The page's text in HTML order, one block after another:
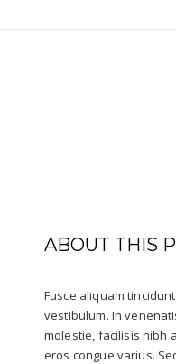
ABOUT THIS
Fusce aliquam
vestibulum. In
molestie, facilisis nibh
eros congue varius.